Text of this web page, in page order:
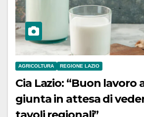
AGRICOLTURA REGIONE LAZIO
Cia Lazio: “Buon lavoro
giunta in attesa di